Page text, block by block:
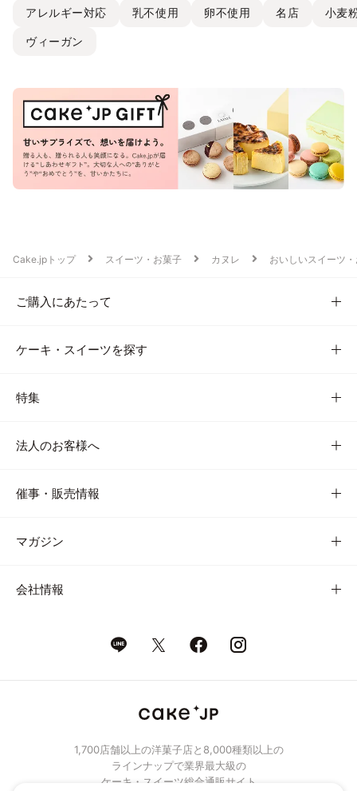
アレルギー対応 乳不使用 卵不使用 名店 小麦
ヴィーガン
Cake.jpトップ スイーツ・お菓子 カヌレ おいしいスイーツ
ご購入にあたって
ケーキ・スイーツを探す
特集
法人のお客様へ
催事・販売情報
マガジン
会社情報
1,700店舗以上の洋菓子店と8,000種類以上の
ラインナップで業界最大級の
ケーキ・スイーツ総合通販サイト